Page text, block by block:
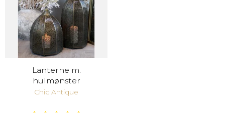
Lanterne m.
hulmønster
Chic Antique